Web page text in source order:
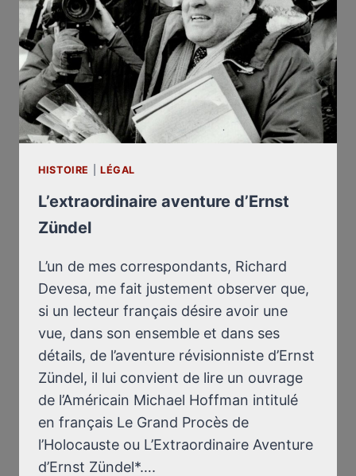
FALLISI
HISTOIRE LÉGAL
L’extraordinaire aventure d’Ernst
Zündel
L’un de mes correspondants, Richard
Devesa, me fait justement observer que,
si un lecteur français désire avoir une
vue, dans son ensemble et dans ses
détails, de l’aventure révisionniste d’Ernst
Zündel, il lui convient de lire un ouvrage
de l’Américain Michael Hoffman intitulé
en français Le Grand Procès de
l’Holocauste ou L’Extraordinaire Aventure
d’Ernst Zündel*….